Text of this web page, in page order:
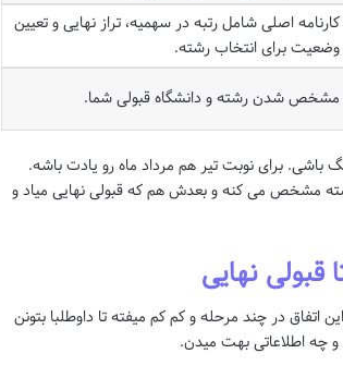
کارنامه اصلی شامل رتبه در سهمیه، تراز نهایی و تعیین
وضعیت برای انتخاب رشته.
مشخص شدن رشته و دانشگاه قبولی شما.
برای نوبت تیر هم مرداد ماه رو یادت باشه.
مشخص می کنه و بعدش هم که قبولی نهایی میاد و
اتفاق در چند مرحله و کم کم میفته تا داوطلبا بتونن
و چه اطلاعاتی بهت میدن.